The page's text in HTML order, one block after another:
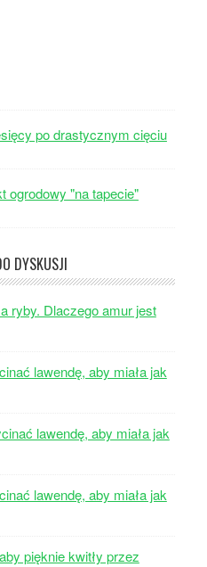
po drastycznym cięciu
ogrodowy "na tapecie"
DYSKUSJI
ryby. Dlaczego amur jest
lawendę, aby miała jak
lawendę, aby miała jak
lawendę, aby miała jak
pięknie kwitły przez